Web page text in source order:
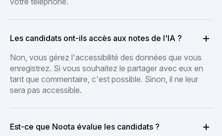
Les candidats ont-ils accès aux notes de l'IA ?
Non, vous gérez l'accessibilité des données que vous
enregistrez. Si vous souhaitez le partager avec eux en
tant que commentaire, c'est possible. Sinon, il ne leur
sera pas accessible.
Est-ce que Noota évalue les candidats ?